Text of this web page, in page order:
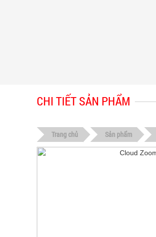
CHI TIẾT SẢN PHẨM
Trang chủ Sản phẩm